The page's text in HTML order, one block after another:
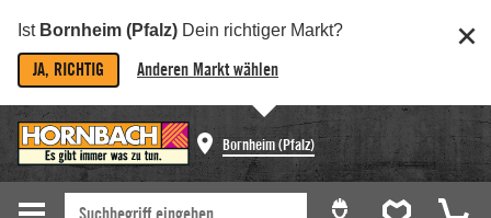
Ist Bornheim (Pfalz) Dein richtiger Markt?
JA, RICHTIG Anderen Markt wählen
Bornheim (Pfalz)